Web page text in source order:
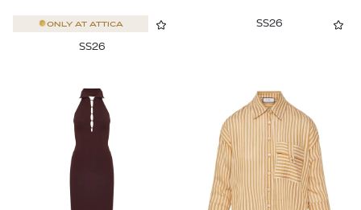
ONLY AT ATTICA
SS26
SS26